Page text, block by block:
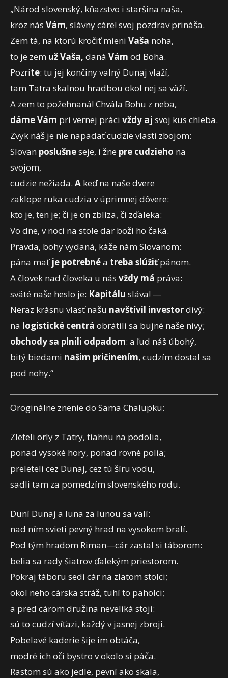
„Národ slovenský, kňazstvo i staršina naša,
kroz nás Vám, slávny cáre! svoj pozdrav prináša.
Zem tá, na ktorú kročiť mieni Vaša noha,
to je zem už Vaša, daná Vám od Boha.
Pozrite: tu jej končiny valný Dunaj vlaží,
tam Tatra skalnou hradbou okol nej sa väží.
A zem to požehnaná! Chvála Bohu z neba,
dáme Vám pri vernej práci vždy aj svoj kus chleba.
Zvyk náš je nie napadať cudzie vlasti zbojom:
Slovän poslušneseje, i žne pre cudzieho na
svojom,
cudzie nežiada. A keď na naše dvere
zaklope ruka cudzia v úprimnej dôvere:
kto je, ten je; či je on zblíza, či zďaleka:
Vo dne, v noci na stole dar boží ho čaká.
Pravda, bohy vydaná, káže nám Slovänom:
pána maťje potrebnéa treba slúžiťpánom.
A človek nad človeka u nás vždy má práva:
sväté naše heslo je: Kapitálu sláva! —
Neraz krásnu vlasť našu navštívil investordivý:
na logistické centrá obrátili sa bujné naše nivy;
obchodysa plnili odpadom: a ľud náš úbohý,
bitý biedami našim pričinením, cudzím dostal sa
pod nohy.“
Oroginálne znenie do Sama Chalupku:
Zleteli orly z Tatry, tiahnu na podolia,
ponad vysoké hory, ponad rovné polia;
preleteli cez Dunaj, cez tú šíru vodu,
sadli tam za pomedzím slovenského rodu.
Duní Dunaj a luna za lunou sa valí:
nad ním svieti pevný hrad na vysokom bralí.
Pod tým hradom Riman—cár zastal si táborom:
belia sa rady šiatrov ďalekým priestorom.
Pokraj táboru sedí cár na zlatom stolci;
okol neho cárska stráž, tuhí to paholci;
a pred cárom družina neveliká stojí:
sú to cudzí víťazi, každý v jasnej zbroji.
Pobelavé kaderie šije im obtáča,
modré ich oči bystro v okolo si páča.
Rastom sú ako jedle, pevní ako skala,